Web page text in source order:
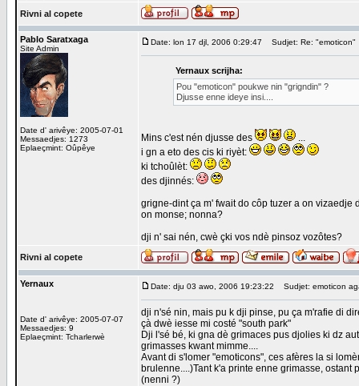
Rivni al copete
Pablo Saratxaga
Site Admin
Date d' arivêye: 2005-07-01
Messaedjes: 1273
Eplaeçmint: Oûpêye
Date: lon 17 djl, 2006 0:29:47 Sudjet: Re: "emoticon"
Yernaux scrijha:
Pou "emoticon" poukwe nin "grigndin" ?
Djusse enne ideye insi....
Mins c'est nén djusse des
...
i gn a eto des cis ki riyèt:
ki tchoûlèt:
des djinnés:
grigne-dint ça m' fwait do côp tuzer a on vizaedje
on monse; nonna?
dji n' sai nén, cwè çki vos ndè pinsoz vozôtes?
Rivni al copete
Yernaux
Date d' arivêye: 2005-07-07
Messaedjes: 9
Eplaeçmint: Tcharlerwè
Date: dju 03 awo, 2006 19:23:22 Sudjet: emoticon
dji n'sé nin, mais pu k dji pinse, pu ça m'rafie di
çà dwè iesse mi costé "south park"
Dji l'sé bé, ki gna dè grimaces pus djolies ki dz
grimasses kwant mimme....
Avant di s'lomer "emoticons", ces afères la si
brulenne....)Tant k'a printe enne grimasse, ostant
(nenni ?)